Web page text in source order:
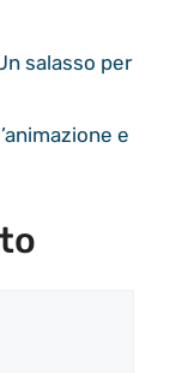
salasso per
e